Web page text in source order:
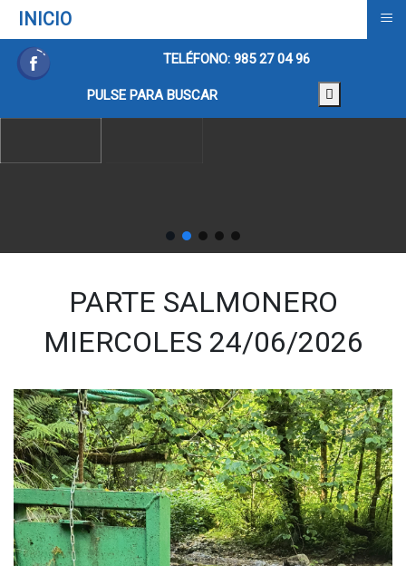
TELÉFONO: 985 27 04 96
PULSE PARA BUSCAR
PARTE SALMONERO
MIERCOLES 24/06/2026
INICIO ≡